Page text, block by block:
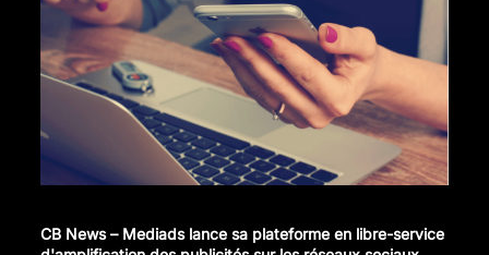
CB News – Mediads lance sa plateforme en libre-service